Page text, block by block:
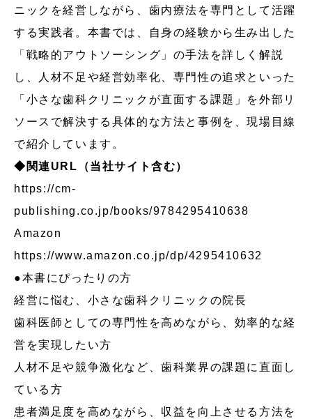
ニックを経営しながら、歯内療法を専門として活躍
する実践者。本書では、自身の経験から生み出した
「戦略的アウトソーシング」の手法を詳しく解説
し、人材不足や経営効率化、専門性の追求といった
「小さな歯科クリニックが直面する課題」を外部リ
ソースで解決する具体的な方法と事例を、現場目線
で紹介しています。
◆関連URL（当社サイト含む）
https://cm-
publishing.co.jp/books/9784295410638
Amazon
https://www.amazon.co.jp/dp/4295410632
●本書にぴったりの方
経営に悩む、小さな歯科クリニックの院長
歯科医師としての専門性を高めながら、効率的な経
営を実現したい方
人材不足や競争激化など、歯科業界の課題に直面し
ている方
患者満足度を高めながら、収益を向上させる方法を